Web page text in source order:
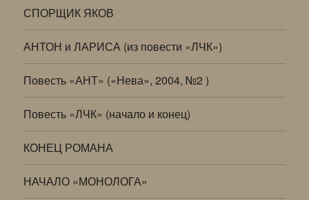
СПОРЩИК ЯКОВ
АНТОН и ЛАРИСА (из повести «ЛЧК»)
Повесть «АНТ» («Нева», 2004, №2 )
Повесть «ЛЧК» (начало и конец)
КОНЕЦ РОМАНА
НАЧАЛО «МОНОЛОГА»